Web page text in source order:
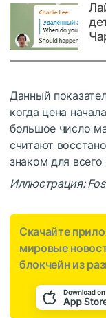
Данный
когда цена
большое число
считают
знаком для
Иллюстрация:
Скачайте
мировые
блокчейн из